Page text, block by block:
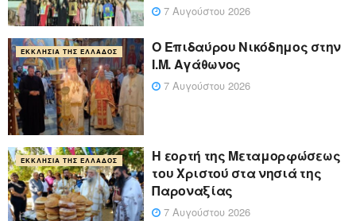
7 Αυγούστου 2026
ΕΚΚΛΗΣΊΑ ΤΗΣ ΕΛΛΆΔΟΣ
Ο Επιδαύρου Νικόδημος στην
Ι.Μ. Αγάθωνος
7 Αυγούστου 2026
ΕΚΚΛΗΣΊΑ ΤΗΣ ΕΛΛΆΔΟΣ
Η εορτή της Μεταμορφώσεως
του Χριστού στα νησιά της
Παροναξίας
7 Αυγούστου 2026